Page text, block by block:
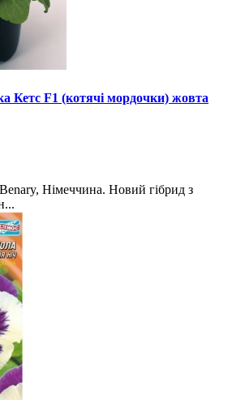
Кетс F1 (котячі мордочки) жовта
Німеччина. Новий гібрид з